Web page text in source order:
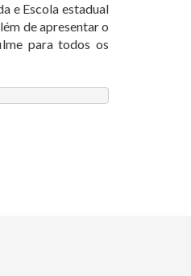
e Escola estadual
de apresentar o
para todos os